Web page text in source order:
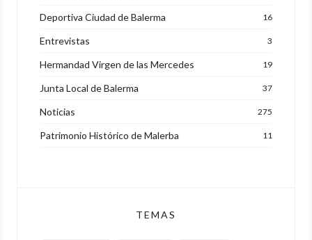
Deportiva Ciudad de Balerma 16
Entrevistas 3
Hermandad Virgen de las Mercedes 19
Junta Local de Balerma 37
Noticias 275
Patrimonio Histórico de Malerba 11
TEMAS